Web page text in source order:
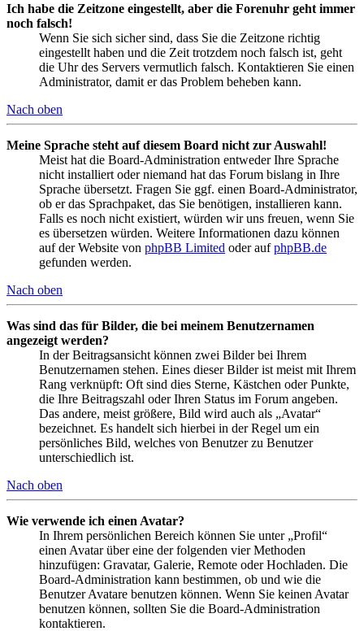
Ich habe die Zeitzone eingestellt, aber die Forenuhr geht immer
noch falsch!
Wenn Sie sich sicher sind, dass Sie die Zeitzone richtig
eingestellt haben und die Zeit trotzdem noch falsch ist, geht
die Uhr des Servers vermutlich falsch. Kontaktieren Sie einen
Administrator, damit er das Problem beheben kann.
Nach oben
Meine Sprache steht auf diesem Board nicht zur Auswahl!
Meist hat die Board-Administration entweder Ihre Sprache
nicht installiert oder niemand hat das Forum bislang in Ihre
Sprache übersetzt. Fragen Sie ggf. einen Board-Administrator,
ob er das Sprachpaket, das Sie benötigen, installieren kann.
Falls es noch nicht existiert, würden wir uns freuen, wenn Sie
es übersetzen würden. Weitere Informationen dazu können
auf der Website von phpBB Limited oder aufphpBB.de
gefunden werden.
Nach oben
Was sind das für Bilder, die bei meinem Benutzernamen
angezeigt werden?
In der Beitragsansicht können zwei Bilder bei Ihrem
Benutzernamen stehen. Eines dieser Bilder ist meist mit Ihrem
Rang verknüpft: Oft sind dies Sterne, Kästchen oder Punkte,
die Ihre Beitragszahl oder Ihren Status im Forum angeben.
Das andere, meist größere, Bild wird auch als „Avatar“
bezeichnet. Es handelt sich hierbei in der Regel um ein
persönliches Bild, welches von Benutzer zu Benutzer
unterschiedlich ist.
Nach oben
Wie verwende ich einen Avatar?
In Ihrem persönlichen Bereich können Sie unter „Profil“
einen Avatar über eine der folgenden vier Methoden
hinzufügen: Gravatar, Galerie, Remote oder Hochladen. Die
Board-Administration kann bestimmen, ob und wie die
Benutzer Avatare benutzen können. Wenn Sie keinen Avatar
benutzen können, sollten Sie die Board-Administration
kontaktieren.